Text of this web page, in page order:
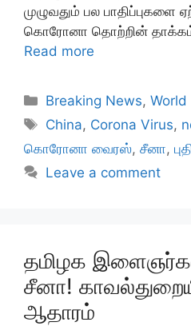
முழுவதும் பல பாதிப்புகளை
கொரோனா தொற்றின் தாக்கம்
Read more
Categories
Breaking News,World
Tags
China, Corona Virus,
கொரோனா வைரஸ், சீனா,
Leave a comment
தமிழக
சீனா!
ஆதாரம்